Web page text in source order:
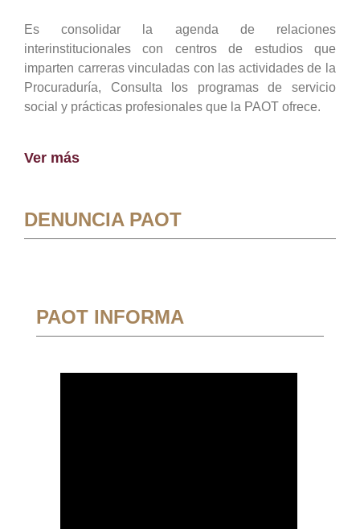
Es consolidar la agenda de relaciones
interinstitucionales con centros de estudios que
imparten carreras vinculadas con las actividades de la
Procuraduría, Consulta los programas de servicio
social y prácticas profesionales que la PAOT ofrece.
Ver más
DENUNCIA PAOT
PAOT INFORMA